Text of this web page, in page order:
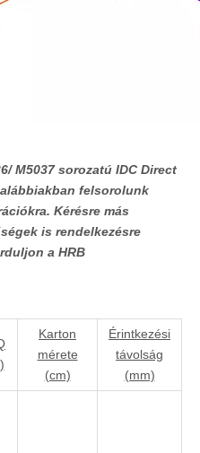
M5037 sorozatú IDC Direct
felsorolunk
Kérésre más
is rendelkezésre
a HRB
Karton
mérete
(cm)
Érintkezési
távolság
(mm)